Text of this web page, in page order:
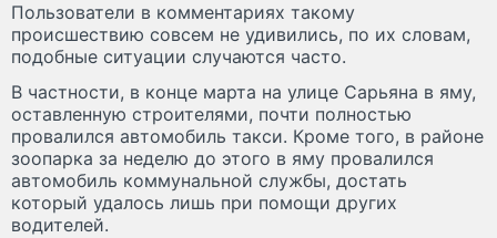
Пользователи в комментариях такому
происшествию совсем не удивились, по их словам,
подобные ситуации случаются часто.
В частности, в конце марта на улице Сарьяна в яму,
оставленную строителями, почти полностью
провалился автомобиль такси. Кроме того, в районе
зоопарка за неделю до этого в яму провалился
автомобиль коммунальной службы, достать
который удалось лишь при помощи других
водителей.